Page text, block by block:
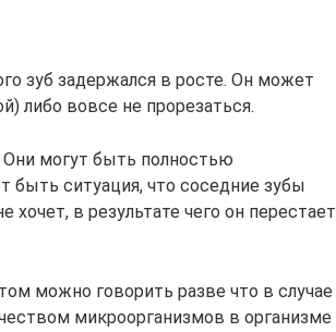
зуб задержался в росте. Он может
либо вовсе не прорезаться.
могут быть полностью
ситуация, что соседние зубы
в результате чего он перестает
можно говорить разве что в случае
микроорганизмов в организме